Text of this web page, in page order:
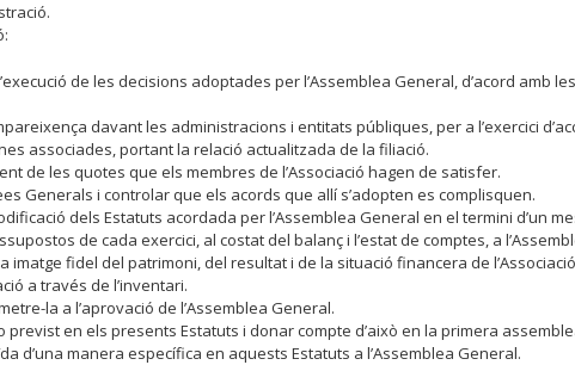
de les decisions adoptades per l’Assemblea General, d’acord amb
davant les administracions i entitats públiques, per a l’exercici
associades, portant la relació actualitzada de la filiació.
de les quotes que els membres de l’Associació hagen de satisfer.
Generals i controlar que els acords que allí s’adopten es complisquen.
dels Estatuts acordada per l’Assemblea General en el termini d’un
de cada exercici, al costat del balanç i l’estat de comptes, a
imatge fidel del patrimoni, del resultat i de la situació financera de
a través de l’inventari.
la a l’aprovació de l’Assemblea General.
en els presents Estatuts i donar compte d’això en la primera
d’una manera específica en aquests Estatuts a l’Assemblea General.